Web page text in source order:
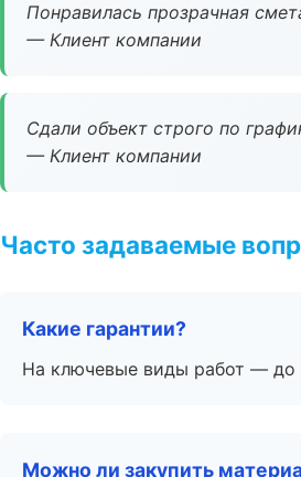
Понравилась прозрачная
— Клиент компании
Сдали объект строго по
— Клиент компании
Часто задаваемые
Какие гарантии?
На ключевые виды работ — до
Можно ли закупить